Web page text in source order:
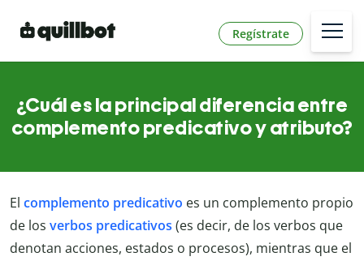
Regístrate
¿Cuál es la principal diferencia entre
complemento predicativo y atributo?
El complemento predicativo es un complemento propio
de los verbos predicativos (es decir, de los verbos que
denotan acciones, estados o procesos), mientras que el